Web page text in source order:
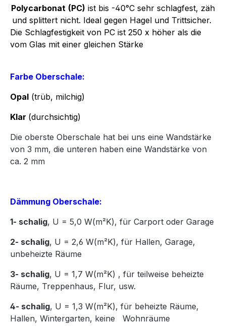
Polycarbonat (PC) ist bis -40°C sehr schlagfest, zäh
und splittert nicht. Ideal gegen Hagel und Trittsicher.
Die Schlagfestigkeit von PC ist 250 x höher als die
vom Glas mit einer gleichen Stärke
Farbe Oberschale:
Opal (trüb, milchig)
Klar (durchsichtig)
Die oberste Oberschale hat bei uns eine Wandstärke
von 3 mm, die unteren haben eine Wandstärke von
ca. 2 mm
Dämmung Oberschale:
1- schalig, U = 5,0 W(m²K), für Carport oder Garage
2- schalig, U = 2,6 W(m²K), für Hallen, Garage,
unbeheizte Räume
3- schalig, U = 1,7 W(m²K) , für teilweise beheizte
Räume, Treppenhaus, Flur, usw.
4- schalig, U = 1,3 W(m²K), für beheizte Räume,
Hallen, Wintergarten, keine Wohnräume